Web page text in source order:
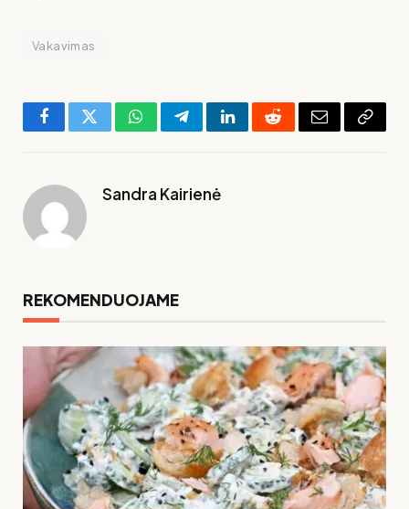
Vakavimas
FacebookTwitterWhatsAppTelegramLinkedInRedditEl.
Copy
Sandra Kairienė
REKOMENDUOJAME